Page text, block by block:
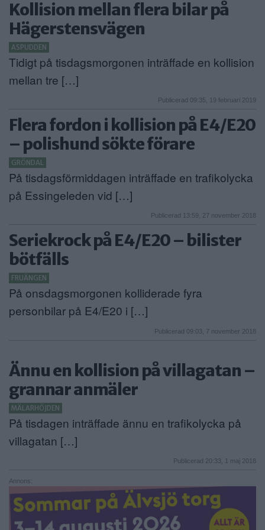
Kollision mellan flera bilar på
Hägerstensvägen
ASPUDDEN
Tidigt på tisdagsmorgonen inträffade en kollision
mellan tre […]
Publicerad 09:35, 19 februari 2019
Flera fordon i kollision på E4/E20
– polishund sökte förare
GRÖNDAL
På tisdagsförmiddagen inträffade en trafikolycka
på Essingeleden vid […]
Publicerad 13:59, 27 november 2018
Seriekrock på E4/E20 – bilister
bötfälls
FRUÄNGEN
På onsdagsmorgonen kolliderade fyra
personbilar på E4/E20 i […]
Publicerad 09:03, 7 november 2018
Ännu en kollision på villagatan –
grannar anmäler
MÄLARHÖJDEN
På tisdagen inträffade ännu en trafikolycka på
villagatan […]
Publicerad 20:33, 1 maj 2018
Annons: